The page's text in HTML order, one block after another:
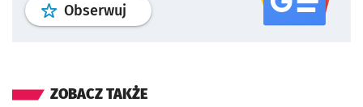
Obserwuj profil serwisu
ZOBACZ TAKŻE